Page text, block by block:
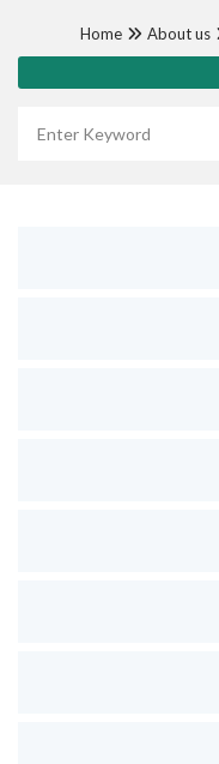
Home About us